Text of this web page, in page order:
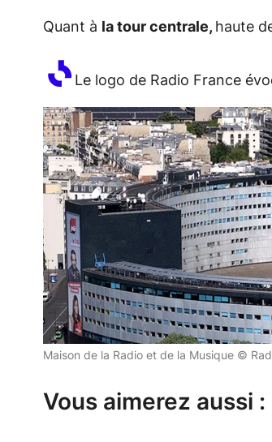
Quant à la tour centrale, haute
Le logo de Radio France
Maison de la Radio et de la Musique ©
Vous aimerez aussi :